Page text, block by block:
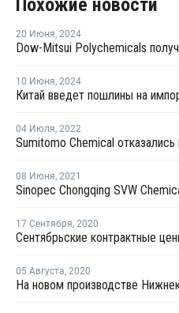
Похожие новости
20 Июня, 2024
10 Июня, 2024
04 Июля, 2022
08 Июня, 2021
17 Сентября, 2020
05 Августа, 2020